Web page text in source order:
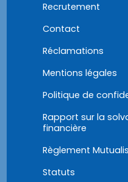
Recrutement
Contact
Réclamations
Mentions légales
Politique de
Rapport sur la
financière
Règlement
Statuts